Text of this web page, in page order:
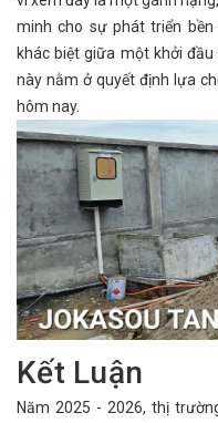
minh cho sự phát triển
khác biệt giữa một khởi
này nằm ở quyết định lựa
hôm nay.
Kết Luận
Năm 2025 - 2026, thị